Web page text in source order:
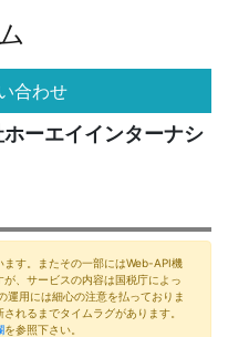
合わせ
ホーエイインターナシ
す。またその一部にはWeb-API機
、サービスの内容は国税庁によっ
運用には細心の注意を払っておりま
れるまでタイムラグがあります。
を参照下さい。